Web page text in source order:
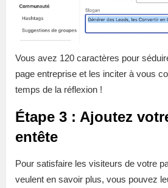
Vous avez 120 caractères pour
page entreprise et les inciter à vous
temps de la réflexion !
Étape 3 : Ajoutez
entête
Pour satisfaire les visiteurs de votre
veulent en savoir plus, vous pouvez